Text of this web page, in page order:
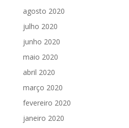
agosto 2020
julho 2020
junho 2020
maio 2020
abril 2020
março 2020
fevereiro 2020
janeiro 2020